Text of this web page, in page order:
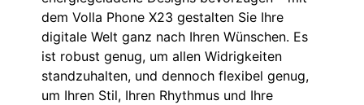
dem Volla Phone X23 gestalten Sie Ihre
digitale Welt ganz nach Ihren Wünschen. Es
ist robust genug, um allen Widrigkeiten
standzuhalten, und dennoch flexibel genug,
um Ihren Stil, Ihren Rhythmus und Ihre